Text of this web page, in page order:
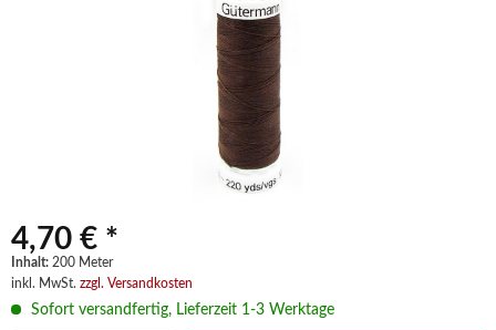
4,70 € *
Inhalt: 200 Meter
inkl. MwSt. zzgl. Versandkosten
Sofort versandfertig, Lieferzeit 1-3 Werktage